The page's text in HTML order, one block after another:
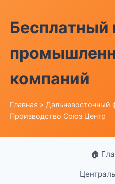
Бесплатный
компаний
Главная » Дальневосточный
Производство Союз Центр
🏠